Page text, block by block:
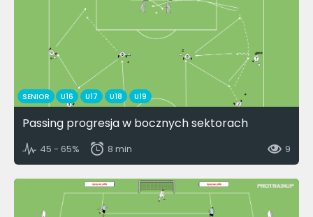
SENIOR U16 U17 U18 U19
Passing progresja w bocznych sektorach
45 - 65% 8 min 9